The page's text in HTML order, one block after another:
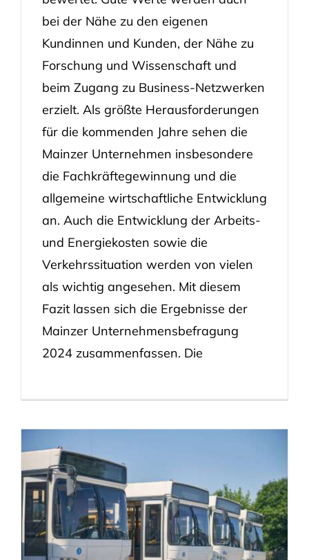
bei der Nähe zu den eigenen
Kundinnen und Kunden, der Nähe zu
Forschung und Wissenschaft und
beim Zugang zu Business-Netzwerken
erzielt. Als größte Herausforderungen
für die kommenden Jahre sehen die
Mainzer Unternehmen insbesondere
die Fachkräftegewinnung und die
allgemeine wirtschaftliche Entwicklung
an. Auch die Entwicklung der Arbeits-
und Energiekosten sowie die
Verkehrssituation werden von vielen
als wichtig angesehen. Mit diesem
Fazit lassen sich die Ergebnisse der
Mainzer Unternehmensbefragung
2024 zusammenfassen. Die